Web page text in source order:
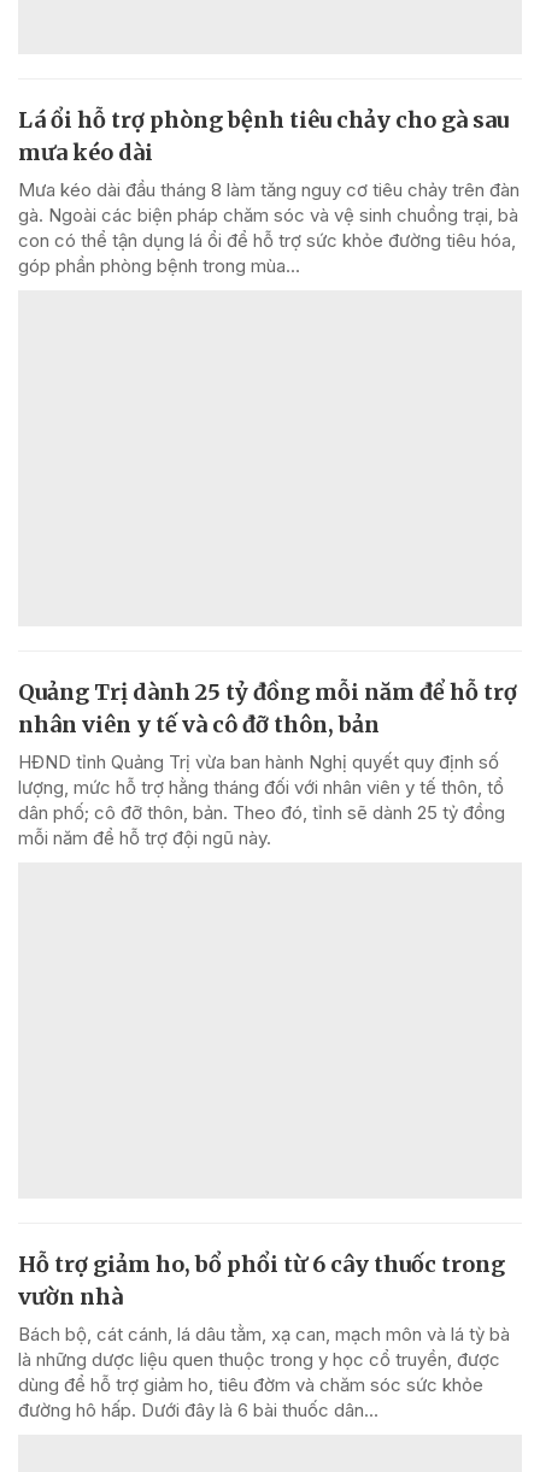
Lá ổi hỗ trợ phòng bệnh tiêu chảy cho gà sau
mưa kéo dài
Mưa kéo dài đầu tháng 8 làm tăng nguy cơ tiêu chảy trên đàn
gà. Ngoài các biện pháp chăm sóc và vệ sinh chuồng trại, bà
con có thể tận dụng lá ổi để hỗ trợ sức khỏe đường tiêu hóa,
góp phần phòng bệnh trong mùa...
Quảng Trị dành 25 tỷ đồng mỗi năm để hỗ trợ
nhân viên y tế và cô đỡ thôn, bản
HĐND tỉnh Quảng Trị vừa ban hành Nghị quyết quy định số
lượng, mức hỗ trợ hằng tháng đối với nhân viên y tế thôn, tổ
dân phố; cô đỡ thôn, bản. Theo đó, tỉnh sẽ dành 25 tỷ đồng
mỗi năm để hỗ trợ đội ngũ này.
Hỗ trợ giảm ho, bổ phổi từ 6 cây thuốc trong
vườn nhà
Bách bộ, cát cánh, lá dâu tằm, xạ can, mạch môn và lá tỳ bà
là những dược liệu quen thuộc trong y học cổ truyền, được
dùng để hỗ trợ giảm ho, tiêu đờm và chăm sóc sức khỏe
đường hô hấp. Dưới đây là 6 bài thuốc dân...